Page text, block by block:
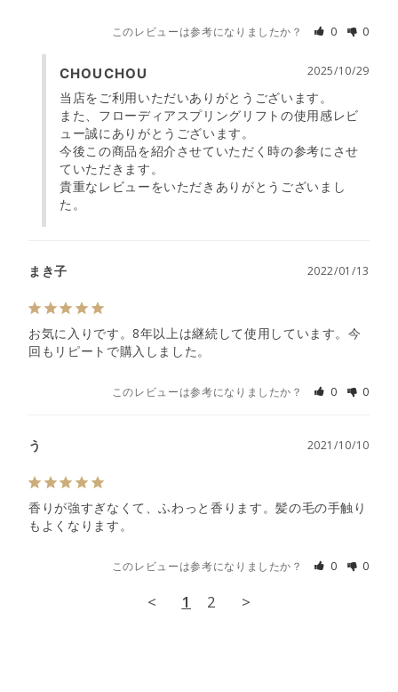
このレビューは参考になりましたか？ 0 0
2025/10/29
CHOUCHOU
当店をご利用いただいありがとうございます。
また、フローディアスプリングリフトの使用感レビ
ュー誠にありがとうございます。
今後この商品を紹介させていただく時の参考にさせ
ていただきます。
貴重なレビューをいただきありがとうございまし
た。
2022/01/13
まき子
お気に入りです。8年以上は継続して使用しています。今
回もリピートで購入しました。
このレビューは参考になりましたか？ 0 0
2021/10/10
う
香りが強すぎなくて、ふわっと香ります。髪の毛の手触り
もよくなります。
このレビューは参考になりましたか？ 0 0
< 1 2 >